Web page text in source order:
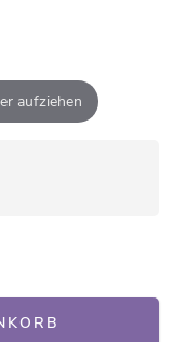
aufziehen